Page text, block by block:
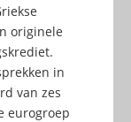
originele
in
van zes
eurogroep